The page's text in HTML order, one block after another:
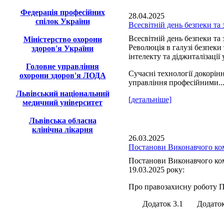
Федерація професійних
спілок України
Міністерство охорони
здоров'я України
Головне управління
охорони здоров'я ЛОДА
Львівський національний
медичний університет
Львівська обласна
клінічна лікарня
28.04.2025
Всесвітній день безпеки та
Всесвітній день безпеки та
Революція в галузі
інтелекту та
Сучасні технології
управління професійними...
[детальніше]
26.03.2025
Постанови Виконавчого
Постанови Виконавчого
19.03.2025 року:
Про правозахисну роботу
Додаток 3.1 Додаток